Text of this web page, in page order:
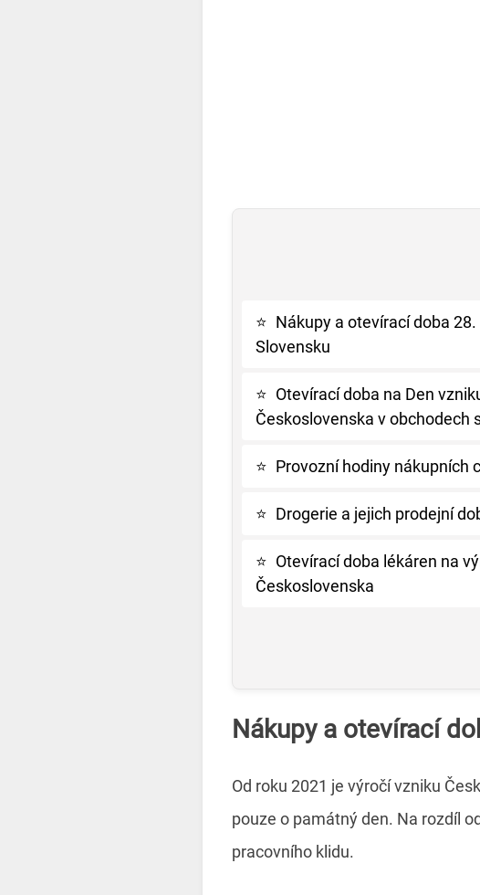
⭐ Nákupy a otevírací doba 28.
Slovensku
⭐ Otevírací doba na Den
Československa v obchodech
⭐ Provozní hodiny nákupních
⭐ Drogerie a jejich prodejní
⭐ Otevírací doba lékáren na
Československa
Nákupy a otevírací
Od roku 2021 je výročí vzniku
pouze o památný den. Na rozdíl
pracovního klidu.